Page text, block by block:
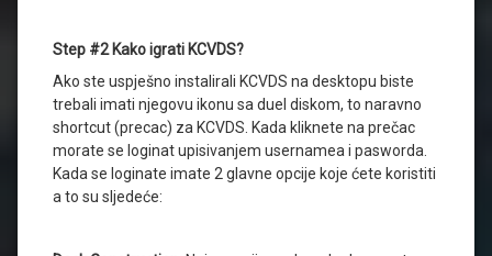
Step #2 Kako igrati KCVDS?
Ako ste uspješno instalirali KCVDS na desktopu biste
trebali imati njegovu ikonu sa duel diskom, to naravno
shortcut (precac) za KCVDS. Kada kliknete na prečac
morate se loginat upisivanjem usernamea i pasworda.
Kada se loginate imate 2 glavne opcije koje ćete koristiti
a to su sljedeće: